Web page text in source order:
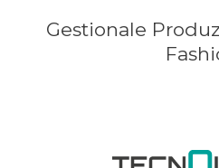
Gestionale